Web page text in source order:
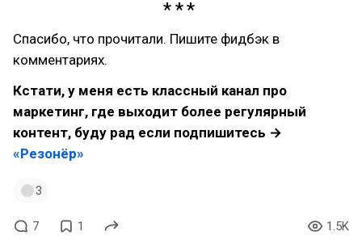
Спасибо, что прочитали. Пишите фидбэк в
комментариях.
Кстати, у меня есть классный канал про
маркетинг, где выходит более регулярный
контент, буду рад если подпишитесь →
«Резонёр»
3
7 1 1.5K